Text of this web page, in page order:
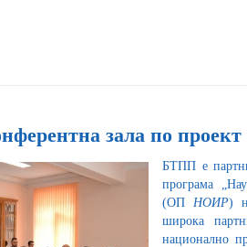
зала по
БТПП е
програма
(ОПНОИР)
широка
национално